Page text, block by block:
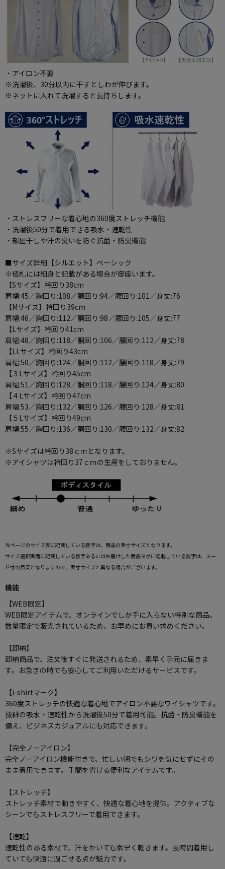
・アイロン不要
※洗濯後、30分以内に干すとしわが伸びます。
※ネットに入れて洗濯すると長持ちします。
・ストレスフリーな着心地の360度ストレッチ機能
・洗濯後50分で着用できる吸水・速乾性
・部屋干しや汗の臭いを防ぐ抗菌・防臭機能
■サイズ詳細【シルエット】ベーシック
※値札には細身と記載がある場合が御座います。
【Sサイズ】衿回り38cm
肩幅:45／胸回り:108／胴回り:94／腰回り:101／身丈:76
【Mサイズ】衿回り39cm
肩幅:46／胸回り:112／胴回り:98／腰回り:105／身丈:77
【Lサイズ】衿回り41cm
肩幅:48／胸回り:118／胴回り:106／腰回り:112／身丈:78
【LLサイズ】衿回り43cm
肩幅:50／胸回り:124／胴回り:112／腰回り:118／身丈:79
【３Lサイズ】衿回り45cm
肩幅:51／胸回り:128／胴回り:118／腰回り:124／身丈:80
【４Lサイズ】衿回り47cm
肩幅:53／胸回り:132／胴回り:126／腰回り:128／身丈:81
【５Lサイズ】衿回り49cm
肩幅:55／胸回り:136／胴回り:130／腰回り:132／身丈:82
※Sサイズは衿回り38ｃｍとなります。
※アイシャツは衿回り37ｃｍの生産をしておりません。
当ページのサイズ表に記載している数字は、商品の実寸サイズとなります。
サイズ選択画面に記載している数字あるいはお届けした商品タグに記載している数字は、ヌー
ド寸の目安となりますので、実寸サイズと異なる場合がございます。
機能
【WEB限定】
WEB限定アイテムで、オンラインでしか手に入らない特別な商品。
数量限定で販売されているため、お早めにお買い求めください。
【即納】
即納商品で、注文後すぐに発送されるため、素早く手元に届きま
す。お急ぎの時でも安心してご利用いただけるサービスです。
【i-shirtマーク】
360度ストレッチの快適な着心地でアイロン不要なワイシャツです。
抜群の吸水・速乾性から洗濯後50分で着用可能。抗菌・防臭機能を
備え、ビジネスカジュアルにも対応できます。
【完全ノーアイロン】
完全ノーアイロン機能付きで、忙しい朝でもシワを気にせずにその
まま着用できます。手間を省ける便利なアイテムです。
【ストレッチ】
ストレッチ素材で動きやすく、快適な着心地を提供。アクティブな
シーンでもストレスフリーで着用できます。
【速乾】
速乾性のある素材で、汗をかいても素早く乾きます。長時間着用し
ていても快適に過ごせる点が魅力です。